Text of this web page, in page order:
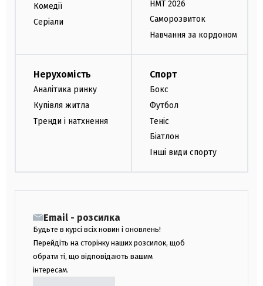
Комедії
Серіали
НМТ 2026
Саморозвиток
Навчання за кордоном
Нерухомість
Аналітика ринку
Купівля житла
Тренди і натхнення
Спорт
Бокс
Футбол
Теніс
Біатлон
Інші види спорту
Email - розсилка
Будьте в курсі всіх новин і оновлень!
Перейдіть на сторінку наших розсилок, щоб
обрати ті, що відповідають вашим
інтересам.